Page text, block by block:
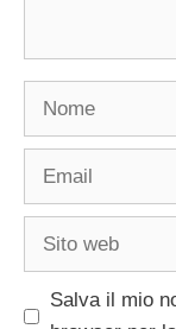
Nome
Email
Sito
Salva il mio